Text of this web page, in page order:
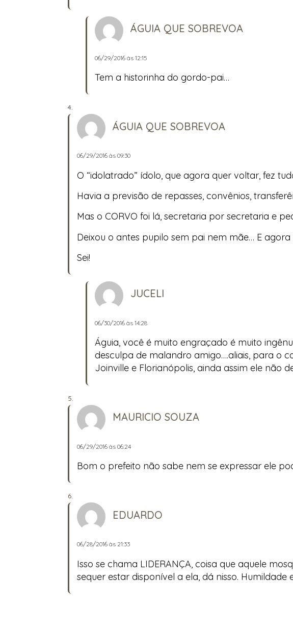
ÁGUIA QUE SOBREVOA
06/29/2016 às 12:15
Tem a historinha do gordo-pai…
ÁGUIA QUE SOBREVOA
06/29/2016 às 09:30
O “idolatrado” ídolo, que agora quer voltar, fez
Havia a previsão de repasses, convênios,
Mas o CORVO foi lá, secretaria por secretaria e
Deixou o antes pupilo sem pai nem mãe… E
Sei!
JUCELI
06/30/2016 às 14:28
Águia, você é muito engraçado é muito
desculpa de malandro amigo….aliais, para o
Joinville e Florianópolis, ainda assim ele não
MAURICIO SOUZA
06/29/2016 às 06:24
Bom o prefeito não sabe nem se expressar ele
EDUARDO
06/28/2016 às 21:33
Isso se chama LIDERANÇA, coisa que aquele
sequer estar disponível a ela, dá nisso. Humildade